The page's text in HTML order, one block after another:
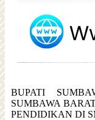
BUPATI
SUMBAWA
PENDIDIKAN DI